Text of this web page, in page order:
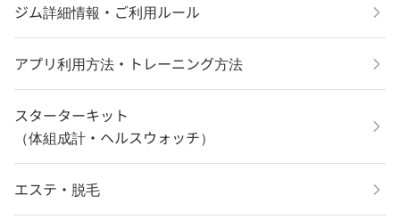
ジム詳細情報・ご利用ルール
アプリ利用方法・トレーニング方法
スターターキット
（体組成計・ヘルスウォッチ）
エステ・脱毛